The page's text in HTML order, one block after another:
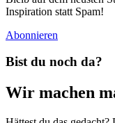
Inspiration statt Spam!
Abonnieren
Bist du noch da?
Wir machen